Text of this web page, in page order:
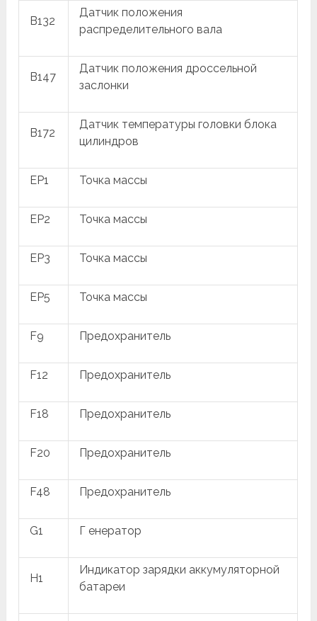
B132
Датчик положения
распределительного вала
B147
Датчик положения дроссельной
заслонки
B172
Датчик температуры головки блока
цилиндров
EP1 Точка массы
EP2 Точка массы
EP3 Точка массы
EP5 Точка массы
F9 Предохранитель
F12 Предохранитель
F18 Предохранитель
F20 Предохранитель
F48 Предохранитель
G1 Г енератор
H1
Индикатор зарядки аккумуляторной
батареи